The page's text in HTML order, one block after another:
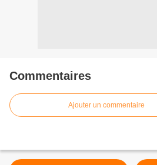
Commentaires
Ajouter un commentaire